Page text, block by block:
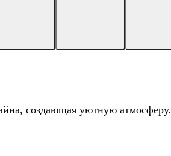
создающая уютную атмосферу.